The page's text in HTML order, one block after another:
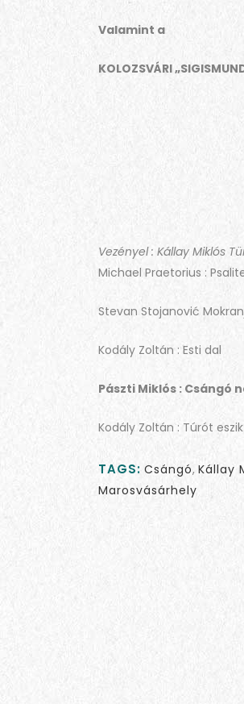
Valamint a
KOLOZSVÁRI
Vezényel : Kállay Miklós
Michael Praetorius :
Stevan Stojanović
Kodály Zoltán : Esti dal
Pászti Miklós : Csángó
Kodály Zoltán : Túrót
TAGS: Csángó, Kállay
Marosvásárhely